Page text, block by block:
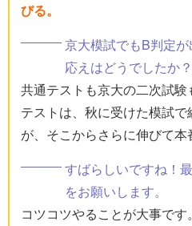
びる。
京大模試でもB判定
応えはどうでしたか？
共通テストも京大の二次試
テストは、秋に受けた模試
が、そこからさらに伸びて本
すばらしいですね！
をお願いします。
コツコツやることが大事で